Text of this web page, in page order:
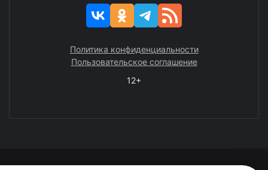
Политика конфиденциальности
Пользовательское соглашение
12+